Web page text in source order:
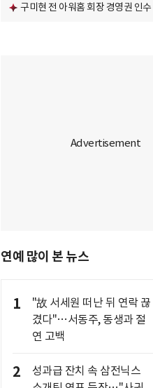
구미현 전 아워홈 회장 경영권 인수
연예 많이 본 뉴스
1
"故 서세원 떠난 뒤 연락 끊
겼다"…서동주, 동생과 절
연 고백
2
성과급 잔치 속 삼전닉스